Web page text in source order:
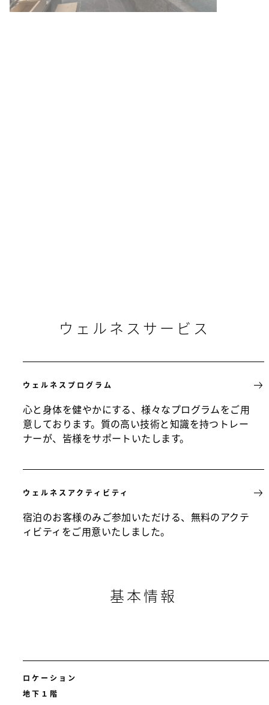
ウェルネスサービス
ウェルネスプログラム
心と身体を健やかにする、様々なプログラムをご用
意しております。質の高い技術と知識を持つトレー
ナーが、皆様をサポートいたします。
ウェルネスアクティビティ
宿泊のお客様のみご参加いただける、無料のアクテ
ィビティをご用意いたしました。
基本情報
ロケーション
地下１階